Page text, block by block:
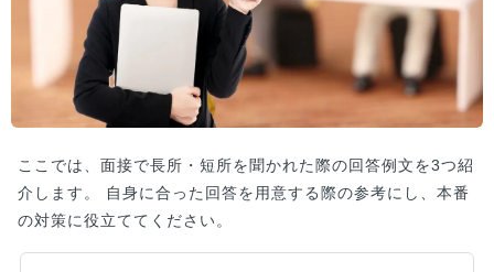
ここでは、面接で長所・短所を聞かれた際の回答例文を3つ紹
介します。 自身に合った回答を用意する際の参考にし、本番
の対策に役立ててください。